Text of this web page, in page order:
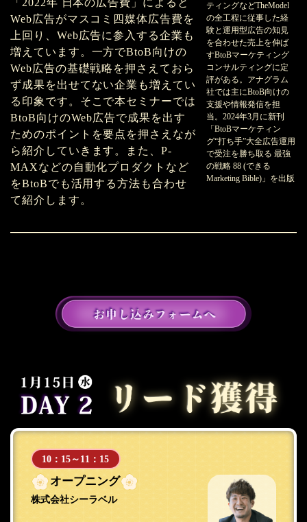
「2022年 日本の広告費」によると
Web広告がマスコミ四媒体広告費を
上回り、Web広告に参入する企業も
増えています。一方でBtoB向けの
Web広告の基礎戦略を押さえておら
ず成果を出せてない企業も増えてい
る印象です。そこで本セミナーでは
BtoB向けのWeb広告で成果を出す
ためのポイントを要点を押さえなが
ら紹介していきます。また、P-
MAXなどの自動化プロダクトなど
をBtoBでも活用する方法も合わせ
て紹介します。
ティングなどTheModel
の全工程に従事した経
験と運用型広告の知見
を合わせた売上を伸ば
すBtoBマーケティング
コンサルティングに定
評がある。アナグラム
社では主にBtoB向けの
支援や情報発信を担
当。2024年3月に新刊
「BtoBマーケティン
グ“打ち手”大全広告運用
で受注を勝ち取る 最強
の戦略 88 (できる
Marketing Bible)」を出版
10：15～11：15
オープニング
株式会社シーラベル